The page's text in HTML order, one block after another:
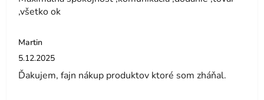
,všetko ok
Martin
Hodnotenie obchodu je 5 z 5 hviezdičiek.
5.12.2025
Ďakujem, fajn nákup produktov ktoré som zháňal.